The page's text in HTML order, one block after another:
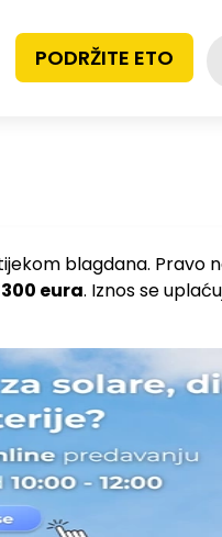
PODRŽITE ETO
blagdana. Pravo
eura. Iznos se